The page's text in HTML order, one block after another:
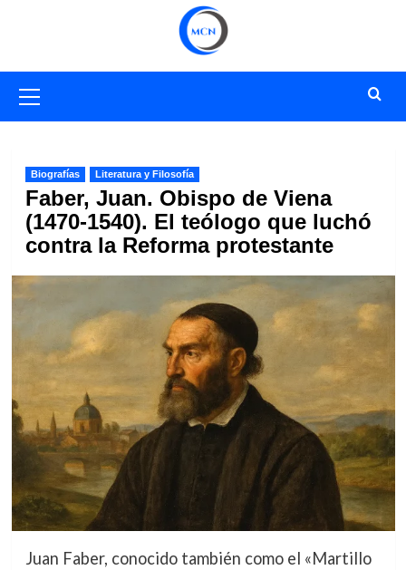
primario
Biografías Literatura y Filosofía
Faber, Juan. Obispo de Viena
(1470-1540). El teólogo que luchó
contra la Reforma protestante
Juan Faber, conocido también como el «Martillo